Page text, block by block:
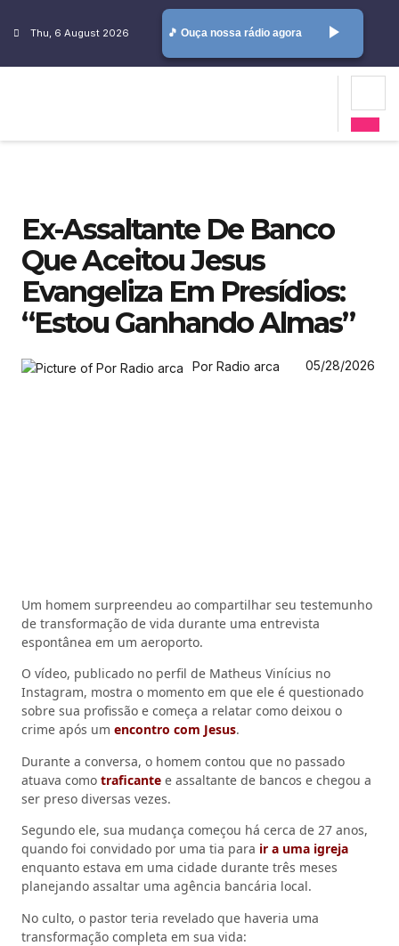
Thu, 6 August 2026 🎵 Ouça nossa rádio agora play_arrow
Ex-Assaltante De Banco
Que Aceitou Jesus
Evangeliza Em Presídios:
“Estou Ganhando Almas”
Por Radio arca 05/28/2026
Um homem surpreendeu ao compartilhar seu testemunho
de transformação de vida durante uma entrevista
espontânea em um aeroporto.
O vídeo, publicado no perfil de Matheus Vinícius no
Instagram, mostra o momento em que ele é questionado
sobre sua profissão e começa a relatar como deixou o
crime após um encontro com Jesus.
Durante a conversa, o homem contou que no passado
atuava como traficante e assaltante de bancos e chegou a
ser preso diversas vezes.
Segundo ele, sua mudança começou há cerca de 27 anos,
quando foi convidado por uma tia para ir a uma igreja
enquanto estava em uma cidade durante três meses
planejando assaltar uma agência bancária local.
No culto, o pastor teria revelado que haveria uma
transformação completa em sua vida: